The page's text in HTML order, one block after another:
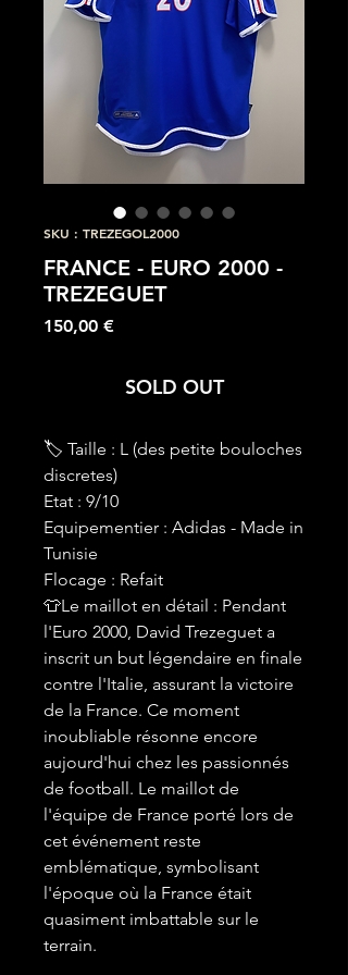
SKU : TREZEGOL2000
FRANCE - EURO 2000 -
TREZEGUET
150,00 €Prix
SOLD OUT
🏷 Taille : L (des petite bouloches
discretes)
Etat : 9/10
Equipementier : Adidas - Made in
Tunisie
Flocage : Refait
👕Le maillot en détail : Pendant
l'Euro 2000, David Trezeguet a
inscrit un but légendaire en finale
contre l'Italie, assurant la victoire
de la France. Ce moment
inoubliable résonne encore
aujourd'hui chez les passionnés
de football. Le maillot de
l'équipe de France porté lors de
cet événement reste
emblématique, symbolisant
l'époque où la France était
quasiment imbattable sur le
terrain.